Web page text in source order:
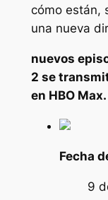
cómo están,
una nueva
nuevos
2 se
en HBO Max.
Fecha
9